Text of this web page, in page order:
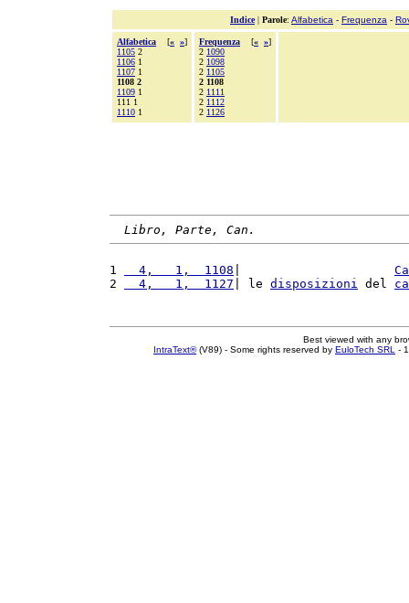
Indice| Parole: Alfabetica - Frequenza -
Alfabetica [« »]
1105 2
1106 1
1107 1
1108 2
1109 1
111 1
1110 1
Frequenza [« »]
2 1090
2 1098
2 1105
2 1108
2 1111
2 1112
2 1126
Libro, Parte, Can.
1
  4,   1,  1108
2
  4,   1,  1127
| le disposizioni del
Best viewed with any
IntraText®(V89) - Some rights reserved by EuloTech SRL -